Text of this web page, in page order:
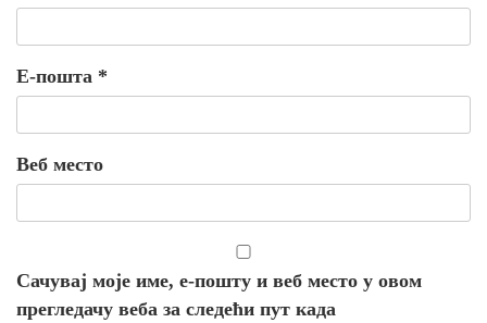
Е-пошта *
Веб место
Сачувај моје име, е-пошту и веб место у овом
прегледачу веба за следећи пут када